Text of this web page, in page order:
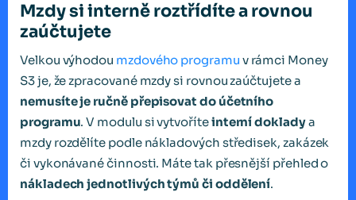
Mzdy si interně roztřídíte a rovnou
zaúčtujete
Velkou výhodou mzdového programu v rámci Money
S3 je, že zpracované mzdy si rovnou zaúčtujete a
nemusíte je ručně přepisovat do účetního
programu. V modulu si vytvoříteinterní dokladya
mzdy rozdělíte podle nákladových středisek, zakázek
či vykonávané činnosti. Máte tak přesnější přehled o
nákladech jednotlivých týmů či oddělení.